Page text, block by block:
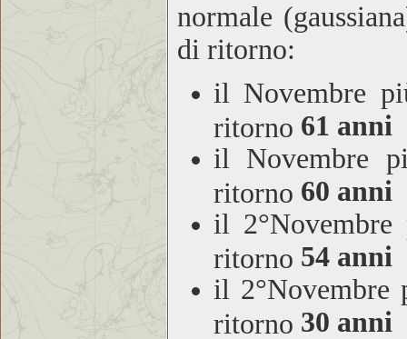
normale
di ritorno:
il Novembre
ritorno 61 anni
il Novembre
ritorno 60 anni
il
ritorno 54 anni
il 2°Novembre
ritorno 30 anni